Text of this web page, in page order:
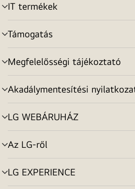
IT termékek
menu
toggle
Támogatás
menu
toggle
Megfelelősségi tájékoztató
menu
toggle
Akadálymentesítési
menu
toggle
LG WEBÁRUHÁZ
menu
toggle
Az LG-ről
menu
toggle
LG EXPERIENCE
menu
toggle